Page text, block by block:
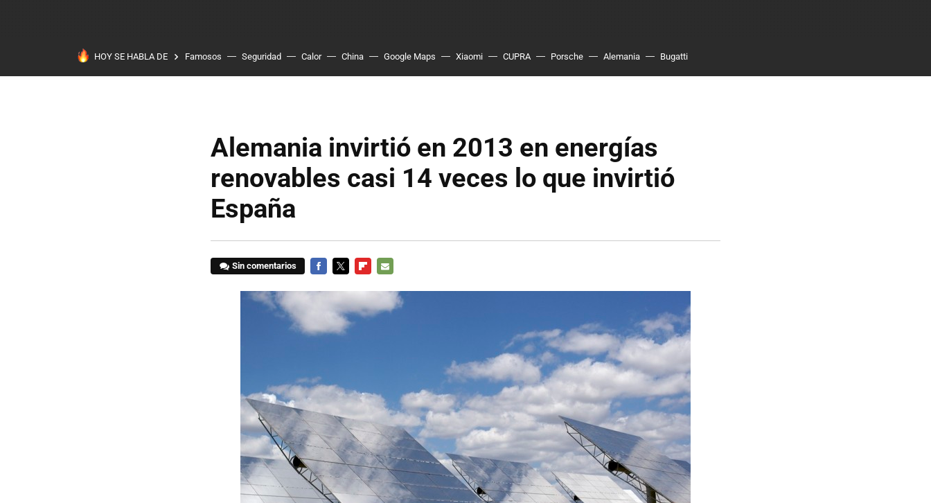
HOY SE HABLA DE Famosos Seguridad Calor China Google Maps Xiaomi CUPRA Porsche Alemania Bugatti
Alemania invirtió en 2013 en energías
renovables casi 14 veces lo que invirtió
España
Sin comentarios
MAIL